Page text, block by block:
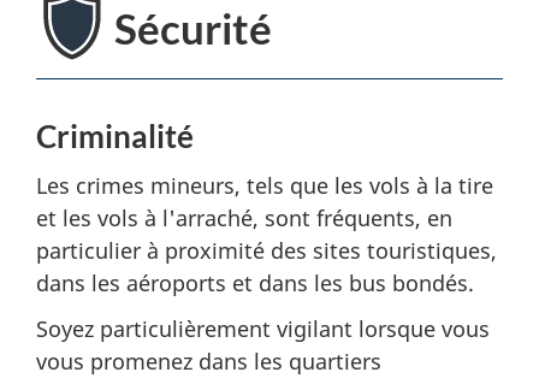
Sécurité
Criminalité
Les crimes mineurs, tels que les vols à la tire
et les vols à l'arraché, sont fréquents, en
particulier à proximité des sites touristiques,
dans les aéroports et dans les bus bondés.
Soyez particulièrement vigilant lorsque vous
vous promenez dans les quartiers